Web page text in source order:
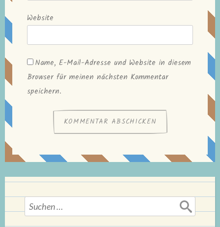
Website
Name, E-Mail-Adresse und Website in diesem
Browser für meinen nächsten Kommentar
speichern.
Suchen
nach: